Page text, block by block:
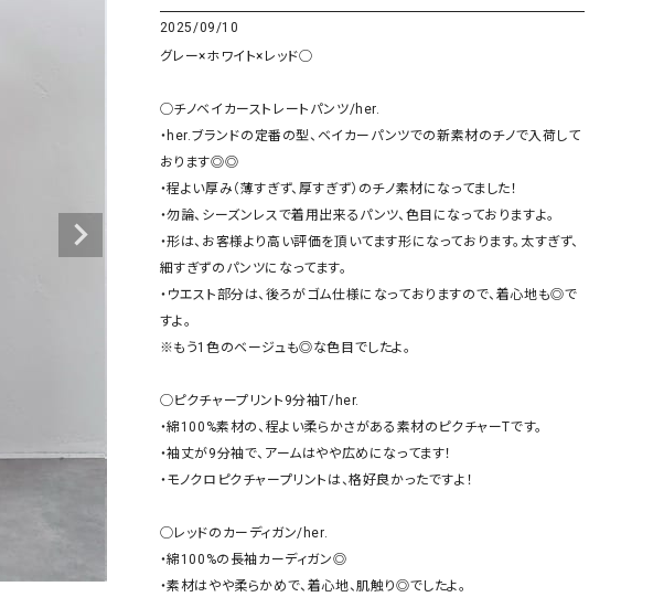
すべて見る
スカート
ジャケット・アウター
ワンピース・チュニック
サロペット・オーバーオール
グッズ
and quarter（アンドクウォーター） HUMS（ハムズ）
Our.（アワードット）
1%（イチ パーセント）
1 metre carre（アンメートルキャレ ）
LAURA DI MAGGIO（ロー
adidas（アディダス） Lallia Mu（ラリア ムー）
ASFVLT（アスファルト）
Antiquite's（アンティークス）
Audition（オーディション）
2025/09/10
グレー×ホワイト×レッド◯
◯チノベイカーストレートパンツ/her.
・her.ブランドの定番の型、ベイカーパンツでの新素材のチノで入荷して
おります◎◎
・程よい厚み（薄すぎず、厚すぎず）のチノ素材になってました！
・勿論、シーズンレスで着用出来るパンツ、色目になっておりますよ。
・形は、お客様より高い評価を頂いてます形になっております。太すぎず、
細すぎずのパンツになってます。
・ウエスト部分は、後ろがゴム仕様になっておりますので、着心地も◎で
すよ。
※もう1色のベージュも◎な色目でしたよ。
◯ピクチャープリント9分袖T/her.
・綿100%素材の、程よい柔らかさがある素材のピクチャーTです。
・袖丈が9分袖で、アームはやや広めになってます！
・モノクロピクチャープリントは、格好良かったですよ！
◯レッドのカーディガン/her.
・綿100%の長袖カーディガン◎
・素材はやや柔らかめで、着心地、肌触り◎でしたよ。